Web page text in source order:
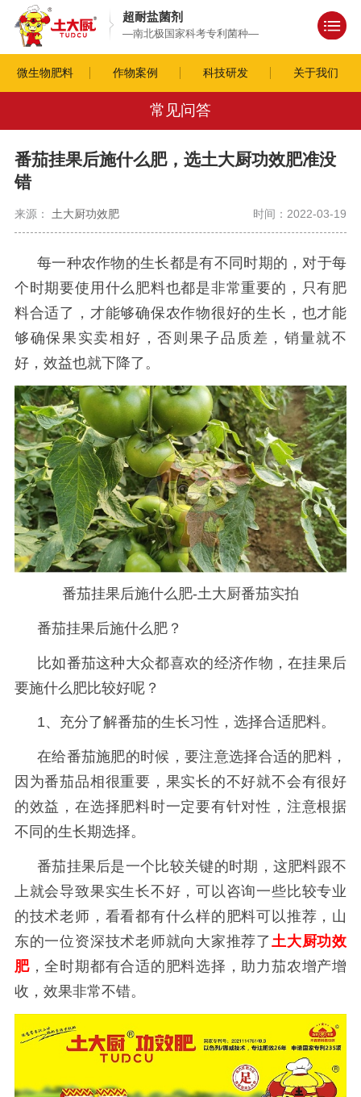
超耐盐菌剂
—南北极国家科考专利菌种—
微生物肥料 作物案例 科技研发 关于我们
常见问答
番茄挂果后施什么肥，选土大厨功效肥准没
错
来源： 土大厨功效肥 时间：2022-03-19
每一种农作物的生长都是有不同时期的，对于每
个时期要使用什么肥料也都是非常重要的，只有肥
料合适了，才能够确保农作物很好的生长，也才能
够确保果实卖相好，否则果子品质差，销量就不
好，效益也就下降了。
番茄挂果后施什么肥-土大厨番茄实拍
番茄挂果后施什么肥？
比如番茄这种大众都喜欢的经济作物，在挂果后
要施什么肥比较好呢？
1、充分了解番茄的生长习性，选择合适肥料。
在给番茄施肥的时候，要注意选择合适的肥料，
因为番茄品相很重要，果实长的不好就不会有很好
的效益，在选择肥料时一定要有针对性，注意根据
不同的生长期选择。
番茄挂果后是一个比较关键的时期，这肥料跟不
上就会导致果实生长不好，可以咨询一些比较专业
的技术老师，看看都有什么样的肥料可以推荐，山
东的一位资深技术老师就向大家推荐了 土大厨功效
肥，全时期都有合适的肥料选择，助力茄农增产增
收，效果非常不错。